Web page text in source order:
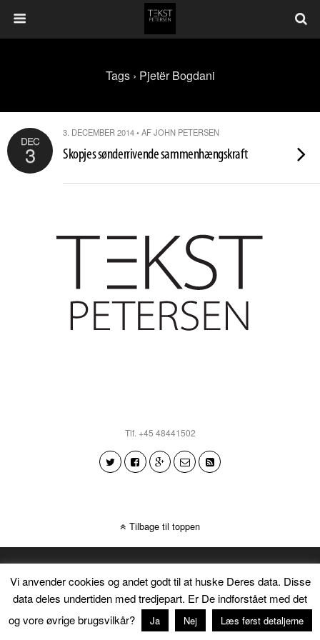
Tags › Pjetër Bogdani
DEC
3
3. DECEMBER 2014 • AF JOHN PETERSEN
Skopjes sønderrivende sammenhængskraft
Tlf. +45 48441502
Vi anvender cookies og andet godt til at huske Deres data. Disse
data deles undertiden med tredjepart. Er De indforstået med det
og vore øvrige brugsvilkår?
Ja Nej Læs først detaljerne
Tilbage til toppen